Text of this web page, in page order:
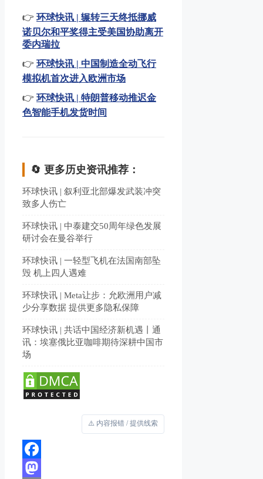
👉 环球快讯 | 辗转三天终抵挪威
诺贝尔和平奖得主受美国协助离开
委内瑞拉
👉 环球快讯 | 中国制造全动飞行
模拟机首次进入欧洲市场
👉 环球快讯 | 特朗普移动推迟金
色智能手机发货时间
🔄 更多历史资讯推荐：
环球快讯 | 叙利亚北部爆发武装冲突
致多人伤亡
环球快讯 | 中泰建交50周年绿色发展
研讨会在曼谷举行
环球快讯 | 一轻型飞机在法国南部坠
毁 机上四人遇难
环球快讯 | Meta让步：允欧洲用户减
少分享数据 提供更多隐私保障
环球快讯 | 共话中国经济新机遇丨通
讯：埃塞俄比亚咖啡期待深耕中国市
场
⚠️ 内容报错 / 提供线索
Facebook